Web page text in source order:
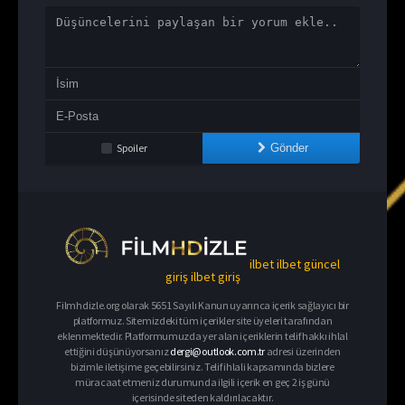
Spoiler Gönder
ilbetilbet güncel
girişilbet giriş
Filmhdizle.org olarak 5651 Sayılı Kanun uyarınca içerik sağlayıcı bir
platformuz. Sitemizdeki tüm içerikler site üyeleri tarafından
eklenmektedir. Platformumuzda yer alan içeriklerin telif hakkı ihlal
ettiğini düşünüyorsanızdergi@outlook.com.tr adresi üzerinden
bizimle iletişime geçebilirsiniz. Telif ihlali kapsamında bizlere
müracaat etmeniz durumunda ilgili içerik en geç 2 iş günü
içerisinde siteden kaldırılacaktır.